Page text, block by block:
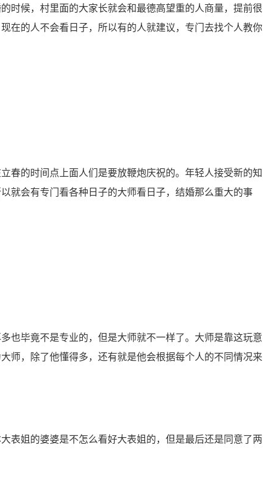
候，村里面的大家长就会和最德高望重的人商量，提前很
在的人不会看日子，所以有的人就建议，专门去找个人教你
的时间点上面人们是要放鞭炮庆祝的。年轻人接受新的知
就会有专门看各种日子的大师看日子，结婚那么重大的事
毕竟不是专业的，但是大师就不一样了。大师是靠这玩意
师，除了他懂得多，还有就是他会根据每个人的不同情况来
姐的婆婆是不怎么看好大表姐的，但是最后还是同意了两